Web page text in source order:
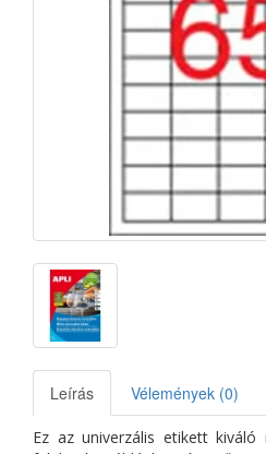
Leírás Vélemények (0)
Ez az univerzális etikett